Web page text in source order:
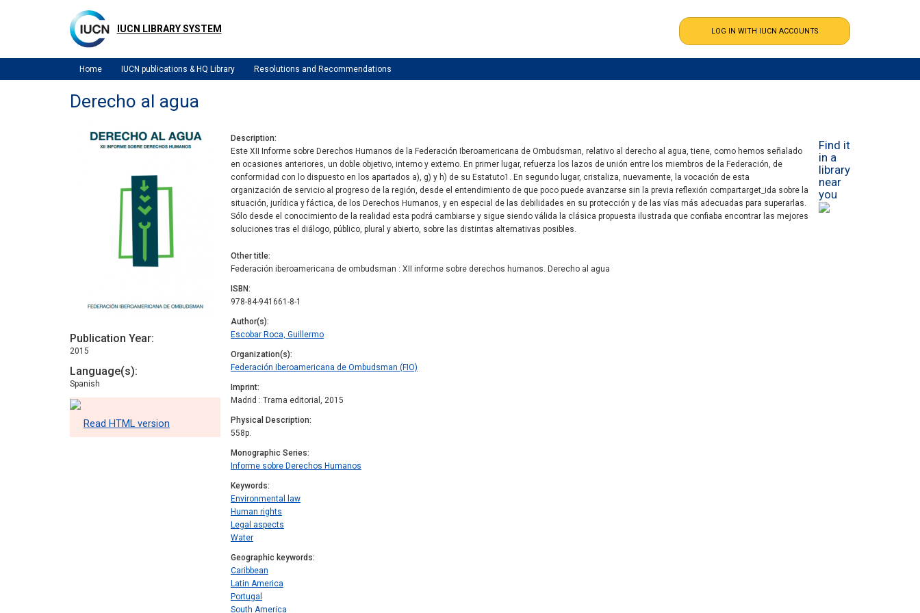
IUCN LIBRARY SYSTEM
Home IUCN publications & HQ Library Resolutions and Recommendations
Derecho al agua
Publication Year
2015
Language(s)
Spanish
Read HTML version
Description
Este XII Informe sobre Derechos Humanos de la Federación Iberoamericana de Ombudsman, relativo al derecho al agua, tiene, como hemos señalado
en ocasiones anteriores, un doble objetivo, interno y externo. En primer lugar, refuerza los lazos de unión entre los miembros de la Federación, de
conformidad con lo dispuesto en los apartados a), g) y h) de su Estatuto1. En segundo lugar, cristaliza, nuevamente, la vocación de esta
organización de servicio al progreso de la región, desde el entendimiento de que poco puede avanzarse sin la previa reflexión compartarget_ida sobre la
situación, jurídica y fáctica, de los Derechos Humanos, y en especial de las debilidades en su protección y de las vías más adecuadas para superarlas.
Sólo desde el conocimiento de la realidad esta podrá cambiarse y sigue siendo válida la clásica propuesta ilustrada que confiaba encontrar las mejores
soluciones tras el diálogo, público, plural y abierto, sobre las distintas alternativas posibles.
Other title
Federación iberoamericana de ombudsman : XII informe sobre derechos humanos. Derecho al agua
ISBN
978-84-941661-8-1
Author(s)
Escobar Roca, Guillermo
Organization(s)
Federación Iberoamericana de Ombudsman (FIO)
Imprint
Madrid : Trama editorial, 2015
Physical Description
558p.
Monographic Series
Informe sobre Derechos Humanos
Keywords
Environmental law
Human rights
Legal aspects
Water
Geographic keywords
Caribbean
Latin America
Portugal
South America
Find it
in a
library
near
you